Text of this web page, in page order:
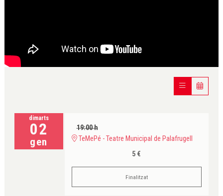
dimarts
02
gen
19:00 h
TeMePé - Teatre Municipal de Palafrugell
5 €
Finalitzat